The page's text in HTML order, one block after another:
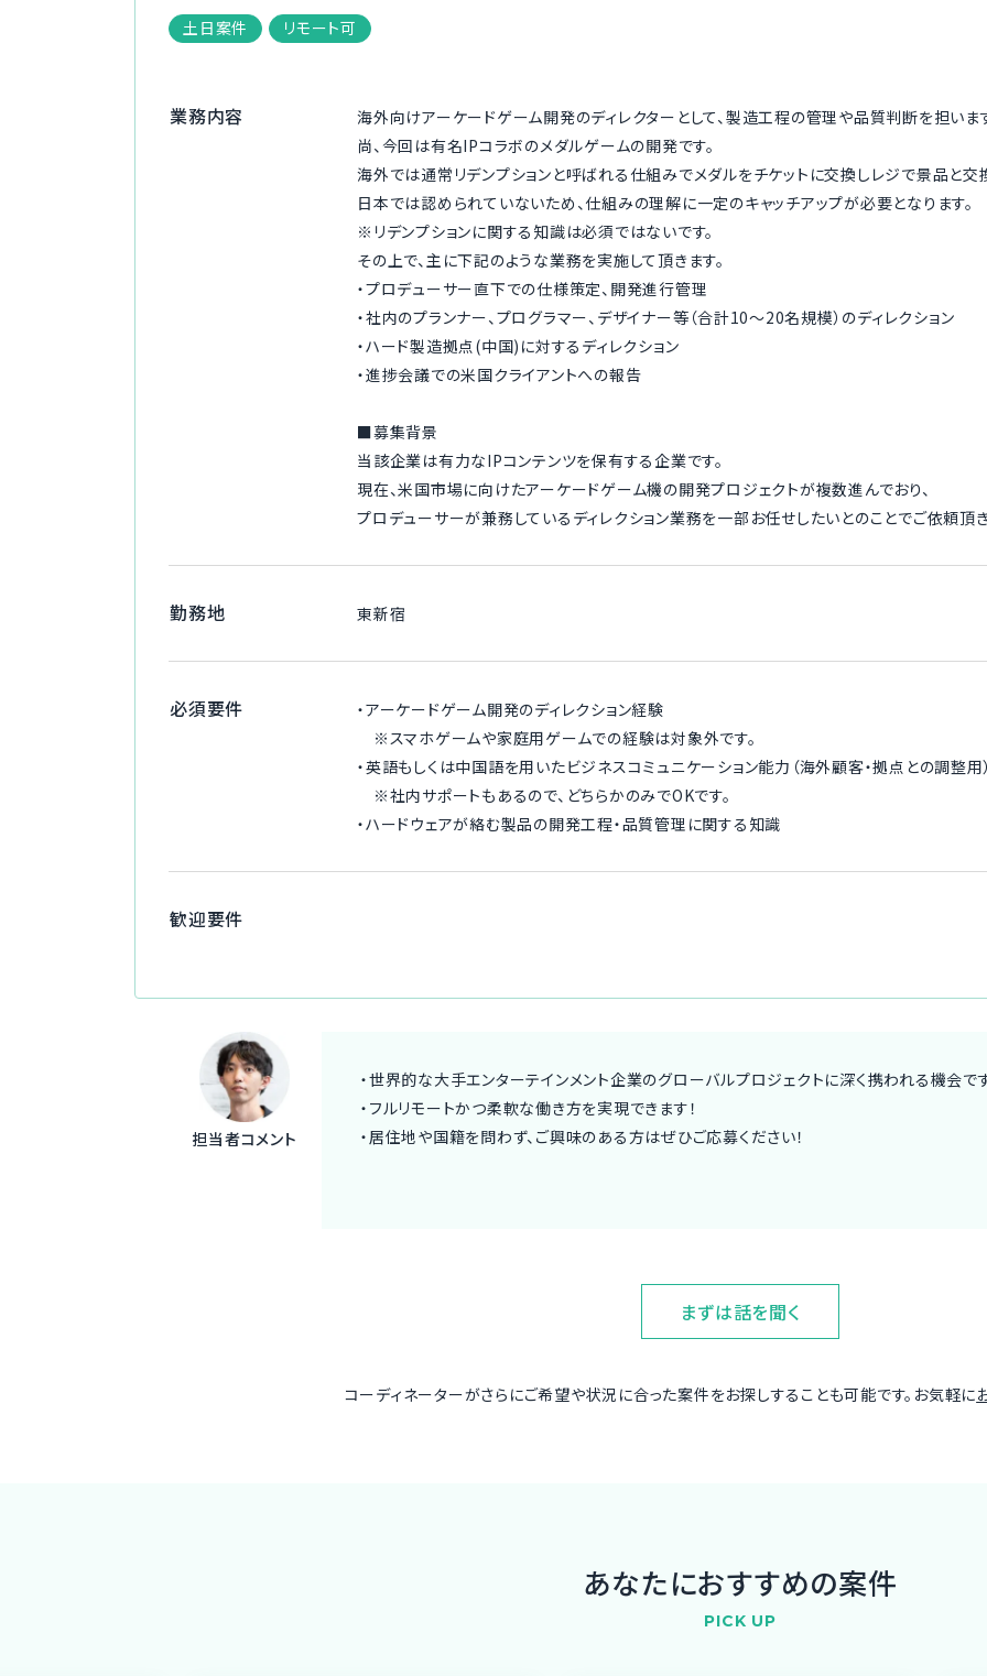
土日案件 リモート可
業務内容
海外向けアーケードゲーム開発のディレクターとして、製造工程の管理や品質判断を担いま
尚、今回は有名IPコラボのメダルゲームの開発です。
海外では通常リデンプションと呼ばれる仕組みでメダルをチケットに交換しレジで景品と交
日本では認められていないため、仕組みの理解に一定のキャッチアップが必要となります。
※リデンプションに関する知識は必須ではないです。
その上で、主に下記のような業務を実施して頂きます。
・プロデューサー直下での仕様策定、開発進行管理
・社内のプランナー、プログラマー、デザイナー等（合計10〜20名規模）のディレクション
・ハード製造拠点(中国)に対するディレクション
・進捗会議での米国クライアントへの報告
■募集背景
当該企業は有力なIPコンテンツを保有する企業です。
現在、米国市場に向けたアーケードゲーム機の開発プロジェクトが複数進んでおり、
プロデューサーが兼務しているディレクション業務を一部お任せしたいとのことでご依頼頂
勤務地 東新宿
必須要件
・アーケードゲーム開発のディレクション経験
※スマホゲームや家庭用ゲームでの経験は対象外です。
・英語もしくは中国語を用いたビジネスコミュニケーション能力（海外顧客・拠点との調整用
※社内サポートもあるので、どちらかのみでOKです。
・ハードウェアが絡む製品の開発工程・品質管理に関する知識
歓迎要件
担当者コメント
・世界的な大手エンターテインメント企業のグローバルプロジェクトに深く携われる機会で
・フルリモートかつ柔軟な働き方を実現できます！
・居住地や国籍を問わず、ご興味のある方はぜひご応募ください！
まずは話を聞く
コーディネーターがさらにご希望や状況に合った案件をお探しすることも可能です。お気軽に
あなたにおすすめの案件
PICK UP